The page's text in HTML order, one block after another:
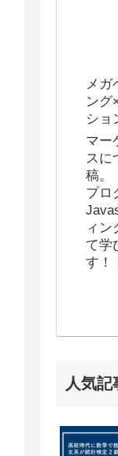
メガ
ング
ショ
マー
スに
稿。
プロ
ィン
て学
す！
人気記